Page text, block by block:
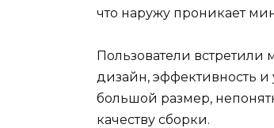
что наружу проникает
Пользователи
дизайн, эффективность и
большой размер,
качеству сборки.